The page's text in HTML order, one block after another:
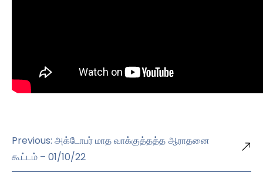
Previous: அக்டோபர் மாத வாக்குத்தத்த ஆராதனை
கூட்டம் – 01/10/22